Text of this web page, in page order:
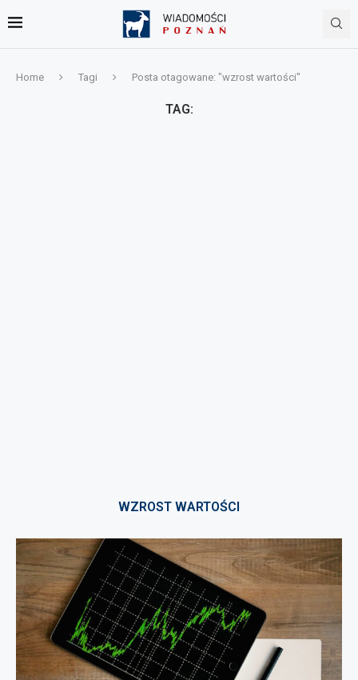
Home Tagi Posta otagowane: "wzrost wartości"
TAG:
WZROST WARTOŚCI